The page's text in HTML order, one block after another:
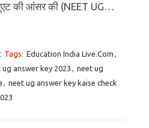
की आंसर की (NEET UG…
Tags: Education India Live.Com ,
ug answer key 2023 , neet ug
, neet ug answer key kaise check